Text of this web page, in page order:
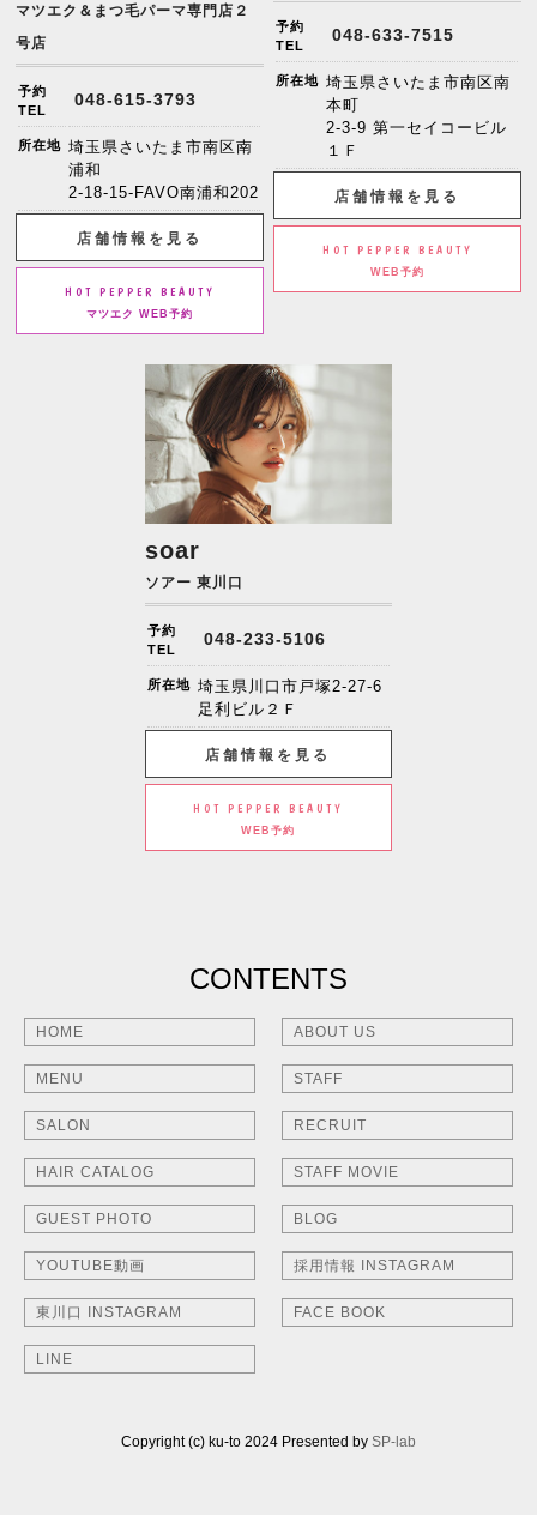
マツエク＆まつ毛パーマ専門店２
号店
予約
TEL
048-615-3793
所在地 埼玉県さいたま市南区南
浦和
2-18-15-FAVO南浦和202
店舗情報を見る
HOT PEPPER BEAUTY
マツエク WEB予約
予約
TEL
048-633-7515
所在地 埼玉県さいたま市南区南
本町
2-3-9 第一セイコービル
１Ｆ
店舗情報を見る
HOT PEPPER BEAUTY
WEB予約
soar
ソアー 東川口
予約
TEL
048-233-5106
所在地 埼玉県川口市戸塚2-27-6
足利ビル２Ｆ
店舗情報を見る
HOT PEPPER BEAUTY
WEB予約
CONTENTS
HOME ABOUT US
MENU STAFF
SALON RECRUIT
HAIR CATALOG STAFF MOVIE
GUEST PHOTO BLOG
YOUTUBE動画 採用情報 INSTAGRAM
東川口 INSTAGRAM FACE BOOK
LINE
Copyright (c) ku-to 2024 Presented by SP-lab